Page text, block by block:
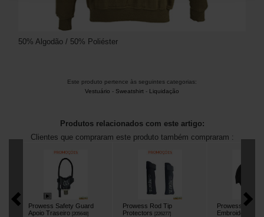
50% Algodão / 50% Poliéster
Este produto pertence às seguintes categorias:
Vestuário - Sweatshirt - Liquidação
Produtos relacionados com este artigo:
Clientes que compraram este produto também compraram :
Prowess Safety Guard
Apoio Traseiro
205648]
Prowess Rod Tip
Protectors
226277]
Prowess Black
Embroidered